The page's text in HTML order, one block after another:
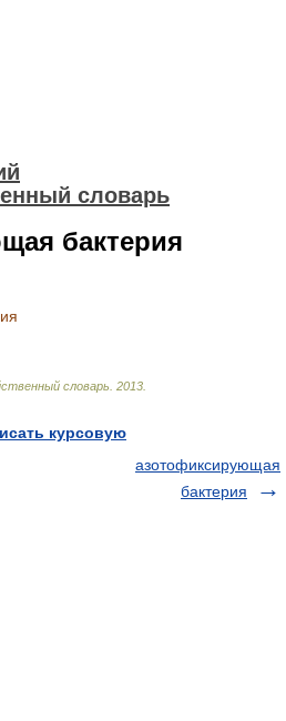
словарь
бактерия
словарь 2013
курсовую
азотофиксирующая
бактерия